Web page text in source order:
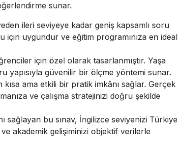
sunar.
ileri seviyeye kadar geniş kapsamlı soru
için uygundur ve eğitim programınıza en ideal
için özel olarak tasarlanmıştır. Yaşa
yapısıyla güvenilir bir ölçme yöntemi sunar.
kısa ama etkili bir pratik imkânı sağlar. Gerçek
ve çalışma stratejinizi doğru şekilde
sağlayan bu sınav, İngilizce seviyenizi Türkiye
akademik gelişiminizi objektif verilerle